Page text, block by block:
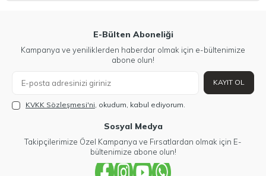
E-Bülten Aboneliği
Kampanya ve yeniliklerden haberdar olmak için e-bültenimize
abone olun!
KAYIT OL
KVKK Sözleşmesi'ni, okudum, kabul ediyorum.
Sosyal Medya
Takipçilerimize Özel Kampanya ve Fırsatlardan olmak için E-
bültenimize abone olun!